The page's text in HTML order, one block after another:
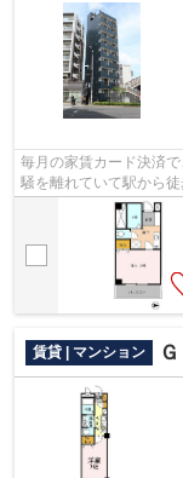
毎月の家賃カード決済
騒を離れていて駅から
な朝を迎えることので
賃貸 | マンション